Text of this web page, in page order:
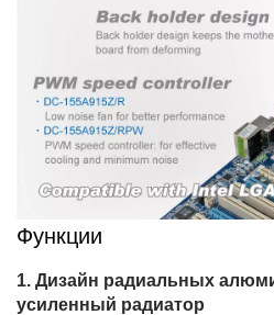
Функции
Дизайн радиальных
усиленный радиатор